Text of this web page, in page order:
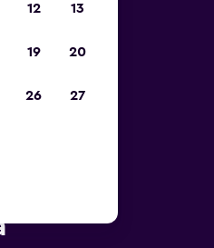
12 13
19 20
26 27